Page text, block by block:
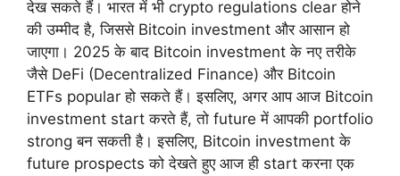
देख सकते हैं। भारत में भी crypto regulations clear होने
की उम्मीद है, जिससे Bitcoin investment और आसान हो
जाएगा। 2025 के बाद Bitcoin investment के नए तरीके
जैसे DeFi (Decentralized Finance) और Bitcoin
ETFs popular हो सकते हैं। इसलिए, अगर आप आज Bitcoin
investment start करते हैं, तो future में आपकी portfolio
strong बन सकती है। इसलिए, Bitcoin investment के
future prospects को देखते हुए आज ही start करना एक